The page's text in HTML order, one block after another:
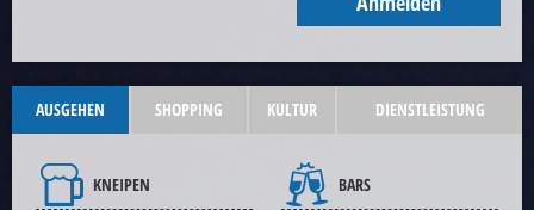
AUSGEHEN SHOPPING KULTUR DIENSTLEISTUNG
KNEIPEN BARS